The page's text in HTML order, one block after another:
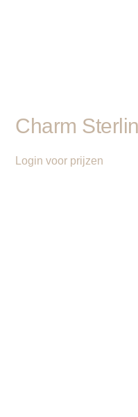
Charm
Login voor prijzen